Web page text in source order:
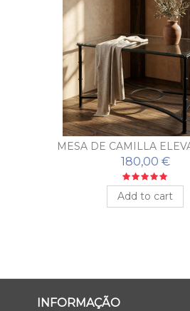
MESA DE CAMILLA
FORJA
180,00 €
Add to cart
INFORMAÇÃO